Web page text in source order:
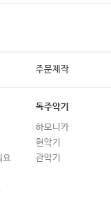
주문제작
요
독주악기
하모니카
현악기
관악기